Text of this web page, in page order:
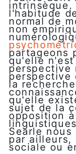
intrinsèque.
l'habitude
normal de
non
partageons
qu'elle
perspective
perspective
la
qu'elle
sujet de la
opposition
Searle
par
sociale ou